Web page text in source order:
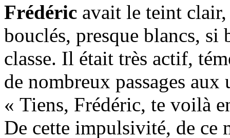
Frédéric avait le teint
bouclés, presque blancs,
classe. Il était très actif,
de nombreux passages
« Tiens, Frédéric, te voilà
De cette impulsivité, de ce